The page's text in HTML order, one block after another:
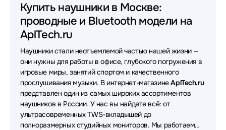
Наушники Oklick Наушники Sven
Наушники MONSTER
Наушники Apple Наушники Asus
Наушники Sennheiser Наушники FiiO
Наушники Samsung Наушники Bloody
Наушники UGREEN Наушники Poly
Купить наушники в Москве:
проводные и Bluetooth модели на
AplTech.ru
Наушники стали неотъемлемой частью нашей жизни —
они нужны для работы в офисе, глубокого погружения в
игровые миры, занятий спортом и качественного
прослушивания музыки. В интернет-магазинеAplTech.ru
представлен один из самых широких ассортиментов
наушников в России. У нас вы найдете всё: от
ультрасовременных TWS-вкладышей до
полноразмерных студийных мониторов. Мы работаем